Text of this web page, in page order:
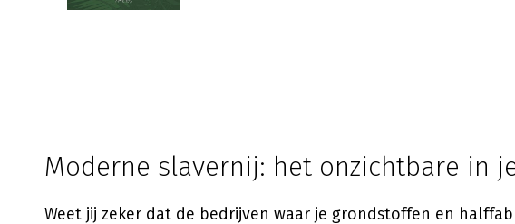
Moderne slavernij: het onzichtbare in
Weet jij zeker dat de bedrijven waar je grondstoffen en